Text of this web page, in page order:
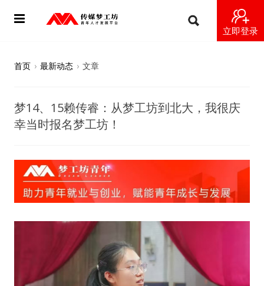
立即登录
导师
视频
梦工坊视频
纪录片1 梦想开始的地方
纪录片2 青年人不同活法
首页 › 最新动态 › 文章
梦14、15赖传睿：从梦工坊到北大，我很庆
幸当时报名梦工坊！